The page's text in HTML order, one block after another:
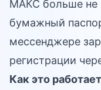
МАКС больше не
бумажный
мессенджере
регистрации
Как это